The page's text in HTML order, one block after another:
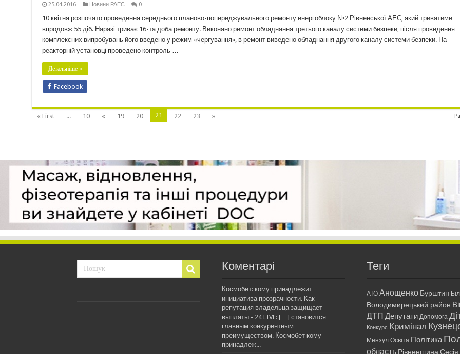
25.04.2016 Новини РАЕС 0
10 квітня розпочато проведення середнього планово-попереджувального ремонту енергоблоку №2 Рівненської АЕС, який триватиме
впродовж 55 діб. Наразі триває 16-та доба ремонту. Виконано ремонт обладнання третього каналу системи безпеки, після проведення
комплексних випробувань його введено у режим «чергування», в ремонт виведено обладнання другого каналу системи безпеки. На
реакторній установці проведено контроль …
Детальніше »
Facebook
« First ... 10 « 19 20 21 22 23 »
Коментарі
Космобет: кому принадлежит
инициатива прозрачности. Как
репутация владельца защищает
выплаты - 24 LIVE: […] становится
главным конкурентным
преимуществом. Космобет кому
принадлеж...
Теги
АТО Анощенко Бурштин
Володимирецький район
ДТП Депутати Допомога
Конкурс Кримінал
Мензул Освіта Політика
область Рівненщина Сесія